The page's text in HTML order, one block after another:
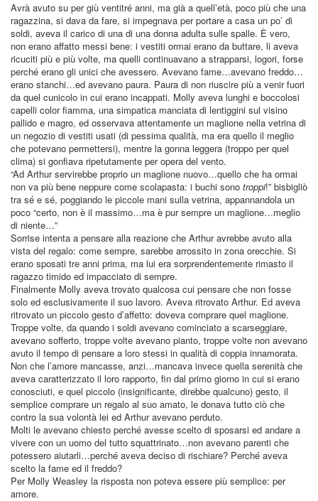
Avrà avuto su per giù ventitré anni, ma già a quell’età, poco più che una
ragazzina, si dava da fare, si impegnava per portare a casa un po’ di
soldi, aveva il carico di una di una donna adulta sulle spalle. È vero,
non erano affatto messi bene: i vestiti ormai erano da buttare, li aveva
ricuciti più e più volte, ma quelli continuavano a strapparsi, logori, forse
perché erano gli unici che avessero. Avevano fame…avevano freddo…
erano stanchi…ed avevano paura. Paura di non riuscire più a venir fuori
da quel cunicolo in cui erano incappati. Molly aveva lunghi e boccolosi
capelli color fiamma, una simpatica manciata di lentiggini sul visino
pallido e magro, ed osservava attentamente un maglione nella vetrina di
un negozio di vestiti usati (di pessima qualità, ma era quello il meglio
che potevano permettersi), mentre la gonna leggera (troppo per quel
clima) si gonfiava ripetutamente per opera del vento.
“Ad Arthur servirebbe proprio un maglione nuovo…quello che ha ormai
non va più bene neppure come scolapasta: i buchi sono troppi!” bisbigliò
tra sé e sé, poggiando le piccole mani sulla vetrina, appannandola un
poco “certo, non è il massimo…ma è pur sempre un maglione…meglio
di niente…”
Sorrise intenta a pensare alla reazione che Arthur avrebbe avuto alla
vista del regalo: come sempre, sarebbe arrossito in zona orecchie. Si
erano sposati tre anni prima, ma lui era sorprendentemente rimasto il
ragazzo timido ed impacciato di sempre.
Finalmente Molly aveva trovato qualcosa cui pensare che non fosse
solo ed esclusivamente il suo lavoro. Aveva ritrovato Arthur. Ed aveva
ritrovato un piccolo gesto d’affetto: doveva comprare quel maglione.
Troppe volte, da quando i soldi avevano cominciato a scarseggiare,
avevano sofferto, troppe volte avevano pianto, troppe volte non avevano
avuto il tempo di pensare a loro stessi in qualità di coppia innamorata.
Non che l’amore mancasse, anzi…mancava invece quella serenità che
aveva caratterizzato il loro rapporto, fin dal primo giorno in cui si erano
conosciuti, e quel piccolo (insignificante, direbbe qualcuno) gesto, il
semplice comprare un regalo al suo amato, le donava tutto ciò che
contro la sua volontà lei ed Arthur avevano perduto.
Molti le avevano chiesto perché avesse scelto di sposarsi ed andare a
vivere con un uomo del tutto squattrinato…non avevano parenti che
potessero aiutarli…perché aveva deciso di rischiare? Perché aveva
scelto la fame ed il freddo?
Per Molly Weasley la risposta non poteva essere più semplice: per
amore.